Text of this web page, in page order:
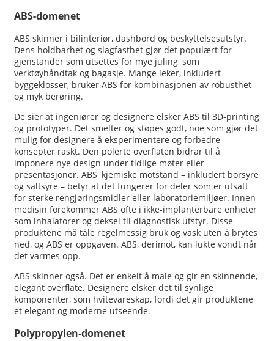
ABS-domenet
ABS skinner i bilinteriør, dashbord og beskyttelsesutstyr.
Dens holdbarhet og slagfasthet gjør det populært for
gjenstander som utsettes for mye juling, som
verktøyhåndtak og bagasje. Mange leker, inkludert
byggeklosser, bruker ABS for kombinasjonen av robusthet
og myk berøring.
De sier at ingeniører og designere elsker ABS til 3D-printing
og prototyper. Det smelter og støpes godt, noe som gjør det
mulig for designere å eksperimentere og forbedre
konsepter raskt. Den polerte overflaten bidrar til å
imponere nye design under tidlige møter eller
presentasjoner. ABS' kjemiske motstand – inkludert borsyre
og saltsyre – betyr at det fungerer for deler som er utsatt
for sterke rengjøringsmidler eller laboratoriemiljøer. Innen
medisin forekommer ABS ofte i ikke-implanterbare enheter
som inhalatorer og deksel til diagnostisk utstyr. Disse
produktene må tåle regelmessig bruk og vask uten å brytes
ned, og ABS er oppgaven. ABS, derimot, kan lukte vondt når
det varmes opp.
ABS skinner også. Det er enkelt å male og gir en skinnende,
elegant overflate. Designere elsker det til synlige
komponenter, som hvitevareskap, fordi det gir produktene
et elegant og moderne utseende.
Polypropylen-domenet